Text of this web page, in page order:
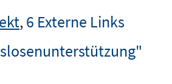
,6 Externe Links